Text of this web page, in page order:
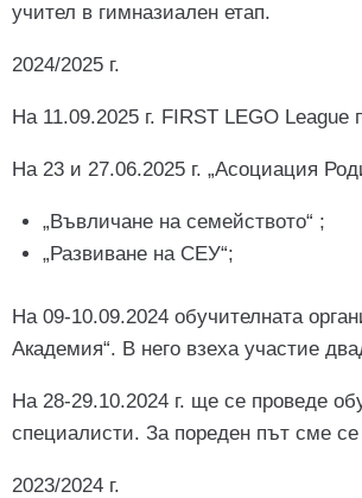
учител в гимназиален етап.
2024/2025 г.
На 11.09.2025 г. FIRST LEGO League
На 23 и 27.06.2025 г. „Асоциация
„Въвличане на семейството“ ;
„Развиване на СЕУ“;
На 09-10.09.2024 обучителната
Академия“. В него взеха участие
На 28-29.10.2024 г. ще се проведе
специалисти. За пореден път сме
2023/2024 г.